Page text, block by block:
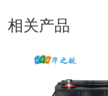
相关产品